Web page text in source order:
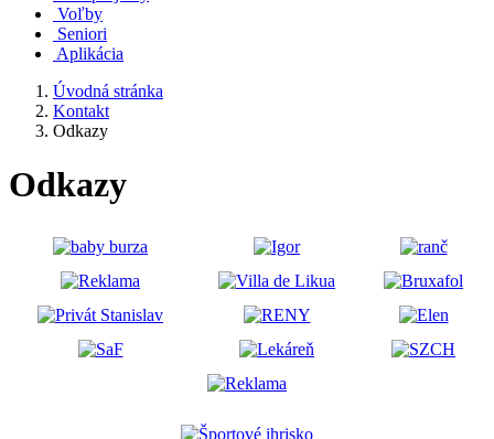
Voľby
Seniori
Aplikácia
Úvodná stránka
Kontakt
Odkazy
Odkazy